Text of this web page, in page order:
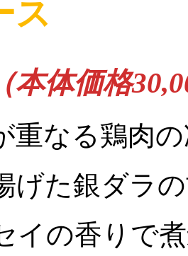
ス
本体価格
重なる鶏肉
げた銀ダラ
イの香りで